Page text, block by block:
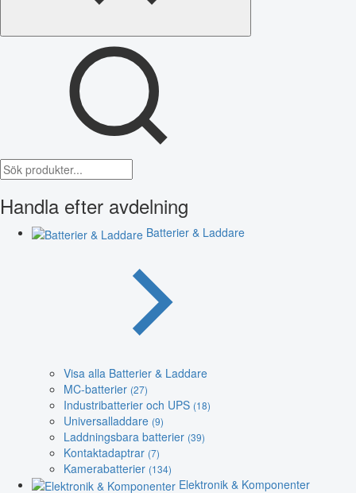
Handla efter avdelning
Batterier & Laddare
Visa alla Batterier & Laddare
MC-batterier (27)
Industribatterier och UPS (18)
Universalladdare (9)
Laddningsbara batterier (39)
Kontaktadaptrar (7)
Kamerabatterier (134)
Elektronik & Komponenter